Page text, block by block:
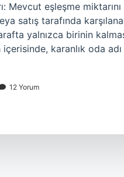
Mevcut eşleşme
satış tarafında
yalnızca birinin
karanlık oda
12 Yorum